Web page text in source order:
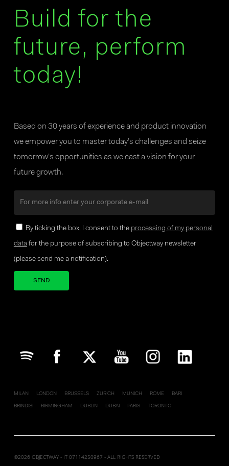
Build for the
future, perform
today!
Based on 30 years of experience and product innovation
we empower you to master today’s challenges and seize
tomorrow’s opportunities as we cast a vision for your
future growth.
By ticking the box, I consent to the processing of my personal
data for the purpose of subscribing to Objectway newsletter
(please send me a notification).
MILAN LONDON BRUSSELS ZURICH MUNICH ROME BARI
BRINDISI BIRMINGHAM DUBLIN DUBAI PARIS TORONTO
©2026 OBJECTWAY - IT 07114250967 - ALL RIGHTS RESERVED